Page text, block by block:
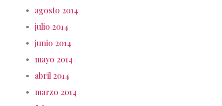
agosto 2014
julio 2014
junio 2014
mayo 2014
abril 2014
marzo 2014